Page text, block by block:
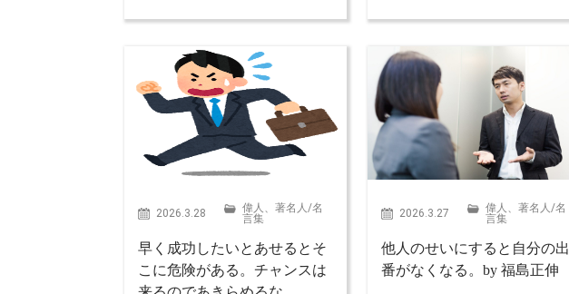
2026.3.28 偉人、著名人/名
言集
早く成功したいとあせるとそ
こに危険がある。チャンスは
2026.3.27 偉人、著名人/名
言集
他人のせいにすると自分の出
番がなくなる。by 福島正伸